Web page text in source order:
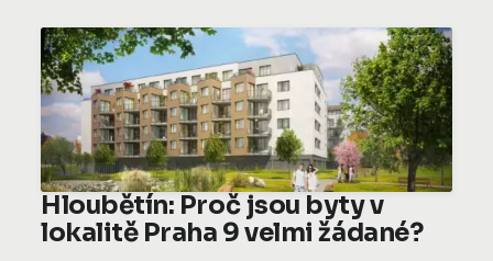
Hloubětín: Proč jsou byty v
lokalitě Praha 9 velmi žádané?